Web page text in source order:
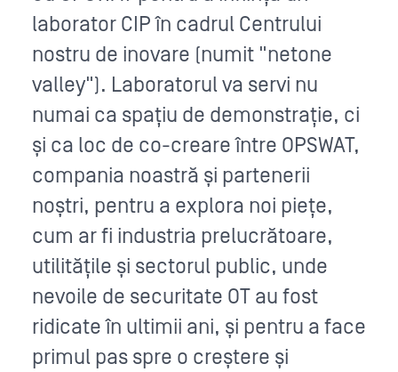
laborator CIP în cadrul Centrului
nostru de inovare (numit "netone
valley"). Laboratorul va servi nu
numai ca spațiu de demonstrație, ci
și ca loc de co-creare între OPSWAT,
compania noastră și partenerii
noștri, pentru a explora noi piețe,
cum ar fi industria prelucrătoare,
utilitățile și sectorul public, unde
nevoile de securitate OT au fost
ridicate în ultimii ani, și pentru a face
primul pas spre o creștere și